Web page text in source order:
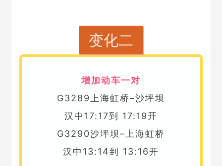
变化二
增加动车一对
G3289上海虹桥–沙坪坝
汉中17:17到 17:19开
G3290沙坪坝–上海虹桥
汉中13:14到 13:16开